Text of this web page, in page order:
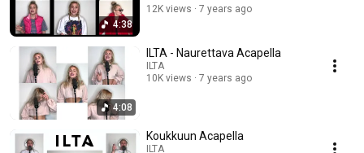
4:38
12K views
7 years ago
4:08
ILTA - Naurettava Acapella
ILTA
10K views
7 years ago
Koukkuun Acapella
ILTA